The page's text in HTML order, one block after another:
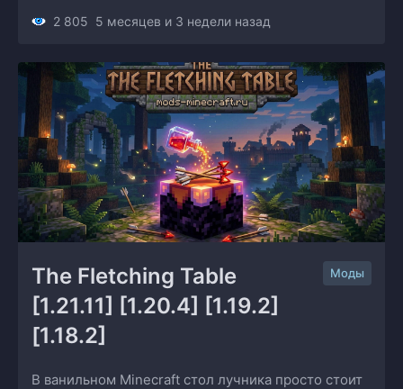
2 805 5 месяцев и 3 недели назад
The Fletching Table
[1.21.11] [1.20.4] [1.19.2]
[1.18.2]
Моды
В ванильном Minecraft стол лучника просто стоит